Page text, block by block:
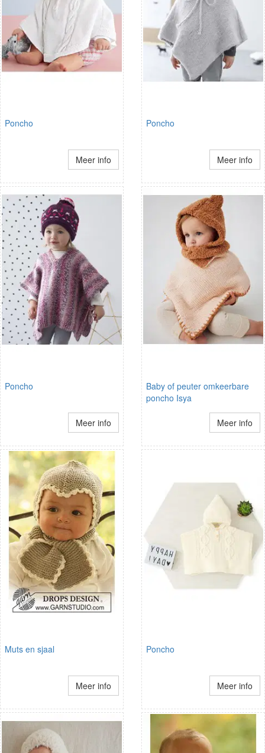
Poncho
Meer info
Poncho
Meer info
Poncho
Meer info
Baby of peuter omkeerbare
poncho Isya
Meer info
Muts en sjaal
Meer info
Poncho
Meer info